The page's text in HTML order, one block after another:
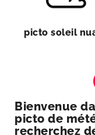
picto soleil
Bienvenue
picto de
recherchez